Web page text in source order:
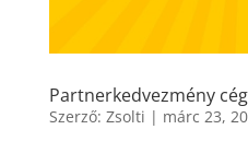
Partnerkedvezmény
Szerző: Zsolti | márc 23,